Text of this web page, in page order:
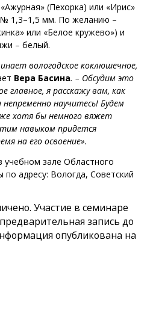
(Пехорка) или «Ирис»
1,3–1,5 мм. По желанию –
или «Белое кружево») и
– белый.
вологодское коклюшечное,
Вера Басина. – Обсудим это
главное, я расскажу вам, как
научитесь! Будем
хотя бы немного вяжет
навыком придется
на его освоение».
зале Областного
по адресу: Вологда, Советский
Участие в семинаре
запись до
опубликована на